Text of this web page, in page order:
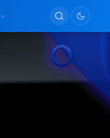
Passer